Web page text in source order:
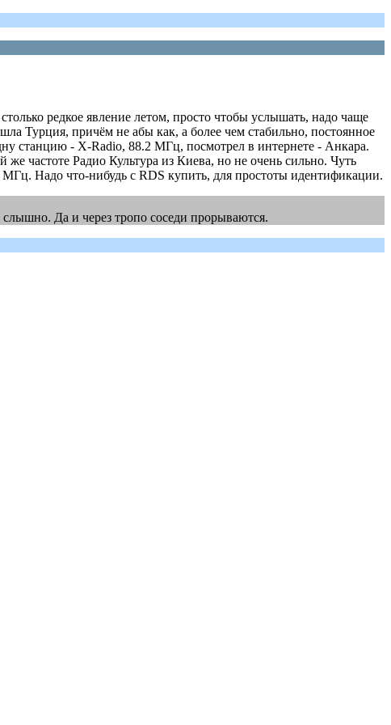
редкое явление летом, просто чтобы услышать, надо чаще
Турция, причём не абы как, а более чем стабильно, постоянное
станцию - X-Radio, 88.2 МГц, посмотрел в интернете - Анкара.
частоте Радио Культура из Киева, но не очень сильно. Чуть
Надо что-нибудь с RDS купить, для простоты идентификации.
Да и через тропо соседи прорываются.